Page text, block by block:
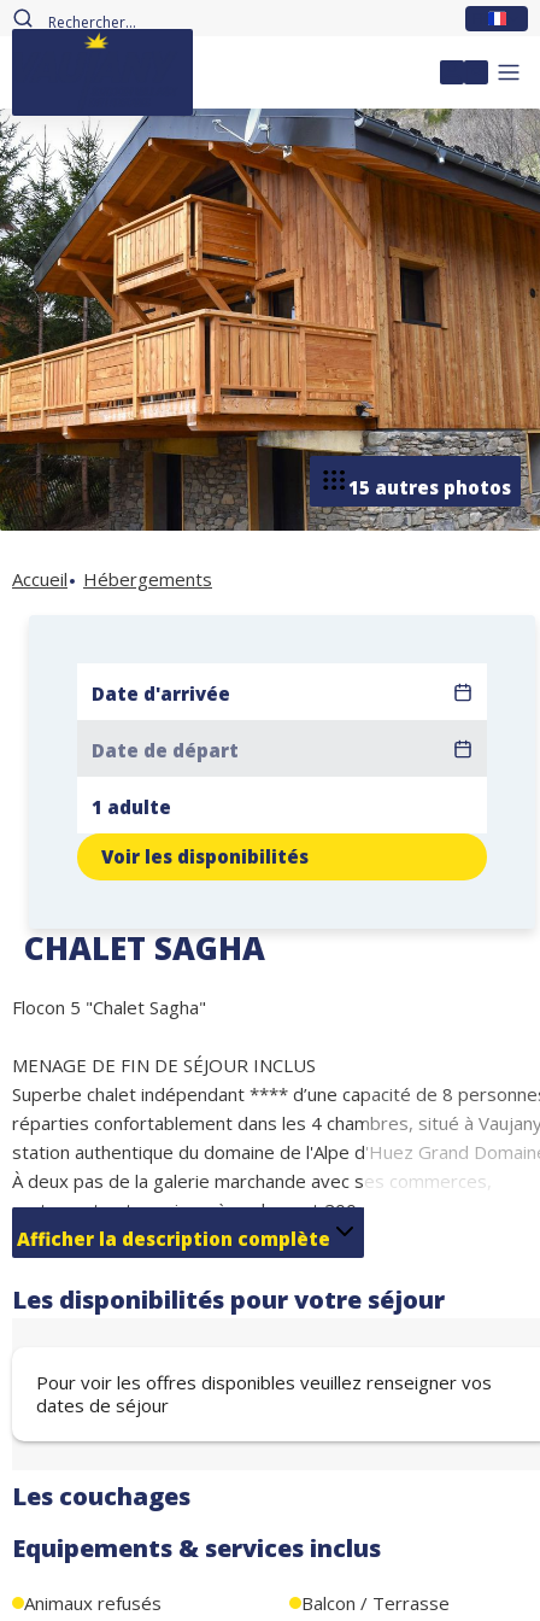
Mon
15 autres photos
Accueil Hébergements
CHALET SAGHA
Flocon 5 "Chalet Sagha"
MENAGE DE FIN DE SÉJOUR INCLUS
Superbe chalet indépendant **** d’une capacité de 8
réparties confortablement dans les 4 chambres, situé à
station authentique du domaine de l'Alpe d'Huez Grand
À deux pas de la galerie marchande avec ses commerces,
restaurants et services, à seulement 200 mètres de l'escalator
qui offre une liaison directe vers le téléphérique et les
Niché dans un environnement paisible, il offre une vue à couper
lieux.
Grand séjour traversant avec vue panoramique exceptionnelle,
s'ouvrant harmonieusement sur une cuisine équipée moderne
l'espace de lumière naturelle et donnent accès aux terrasses
Sauna traditionnel pour une relaxation authentique après une
Couchages :
Afficher la description complète
Les disponibilités pour votre séjour
Pour voir les offres disponibles veuillez renseigner vos
dates de séjour
Les couchages
Equipements & services inclus
Animaux refusés
Balcon / Terrasse
Voir les disponibilités